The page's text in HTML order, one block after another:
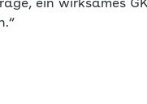
ein wirksames